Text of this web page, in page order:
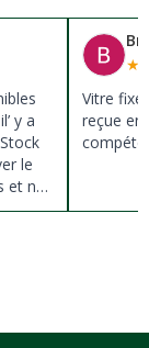
y a
le
et ne
★
Vitre
reçue